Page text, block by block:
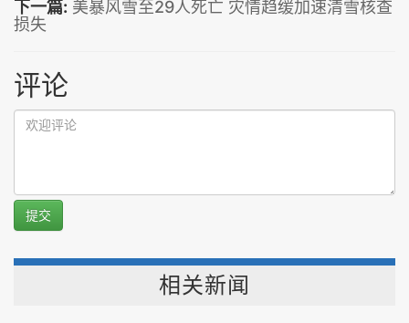
下一篇: 美暴风雪至29人死亡 灾情趋缓加速清雪核查
损失
评论
提交
相关新闻